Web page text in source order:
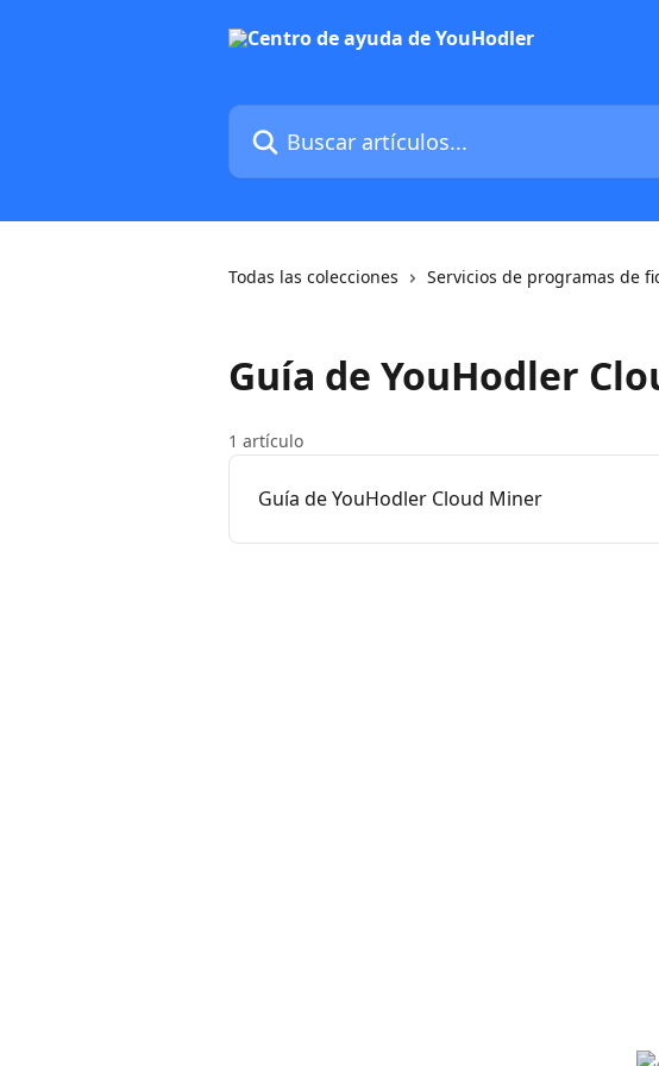
Buscar artículos...
Todas las colecciones Servicios de programas de
Guía de YouHodler
1 artículo
Guía de YouHodler Cloud Miner